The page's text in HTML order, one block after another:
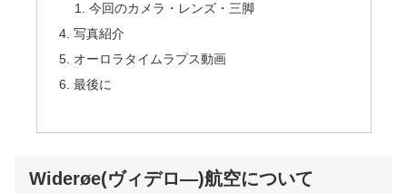
今回のカメラ・レンズ・三脚
写真紹介
オーロラタイムラプス動画
最後に
Widerøe(ヴィデロ―)航空について